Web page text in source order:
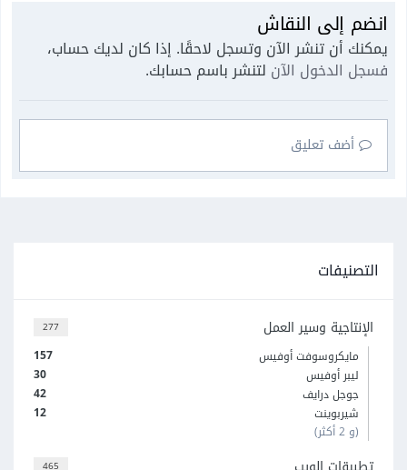
انضم إلى النقاش
يمكنك أن تنشر الآن وتسجل لاحقًا. إذا كان لديك حساب،
فسجل الدخول الآن لتنشر باسم حسابك.
أضف تعليق
التصنيفات
277 الإنتاجية وسير العمل
157
مايكروسوفت أوفيس
30
ليبر أوفيس
42
جوجل درايف
12
شيربوينت
(و 2 أكثر)
465